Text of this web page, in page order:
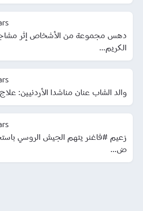
دهس مجموعة من الأشخاص إثر
الكريم...
والد الشاب عنان مناشدا الأردنيين:
زعيم #فاغنر يتهم الجيش الروسي
ض...